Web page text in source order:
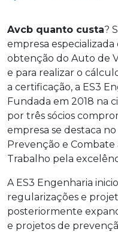
Avcb quanto custa?
empresa especializada
obtenção do Auto de
e para realizar o
a certificação, a ES3
Fundada em 2018 na
por três sócios
empresa se destaca
Prevenção e
Trabalho pela
A ES3 Engenharia
regularizações e
posteriormente
e projetos de